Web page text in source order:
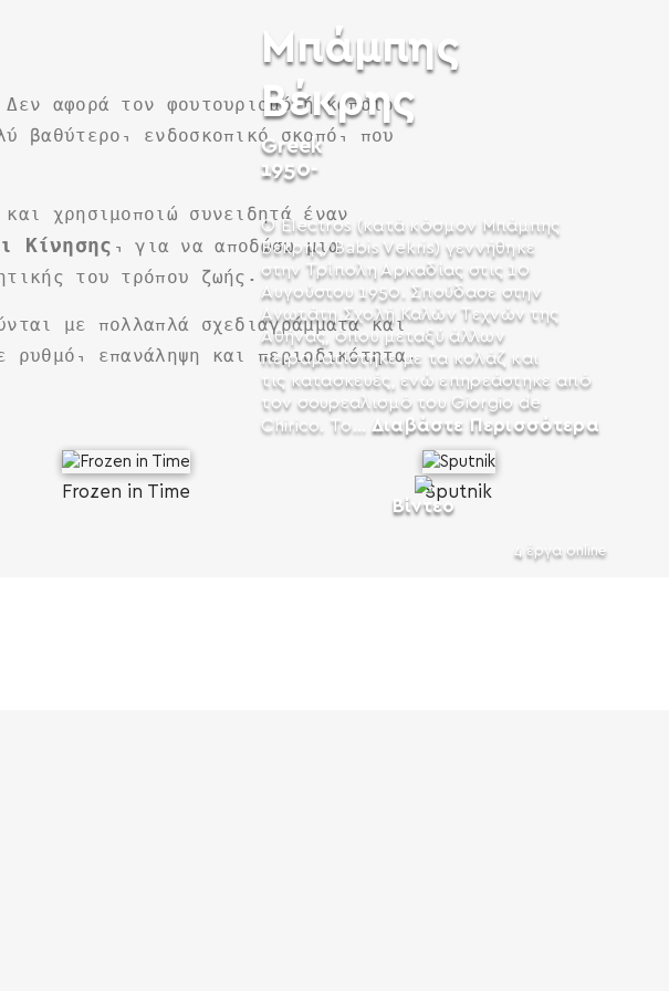
Μπάμπης
Βέκρης
Greek
1950-
Ο Electros (κατά κόσμον Μπάμπης
Βέκρης/Babis Vekris) γεννήθηκε
στην Τρίπολη Αρκαδίας στις 10
Αυγούστου 1950. Σπούδασε στην
Ανωτάτη Σχολή Καλών Τεχνών της
Αθήνας, όπου μεταξύ άλλων
πειραματίστηκε με τα κολάζ και
τις κατασκευές, ενώ επηρεάστηκε από
τον σουρεαλισμό του Giorgio de
Chirico. Το...
Διαβάστε Περισσότερα
Bίντεο
4 έργα online
αφορά τον φουτουρισμό ή κάποιο
βαθύτερο, ενδοσκοπικό σκοπό, που
χρησιμοποιώ συνειδητά έναν
Κίνησης , για να αποδώσω μια
του τρόπου ζωής.
με πολλαπλά σχεδιαγράμματα και
ρυθμό, επανάληψη και περιοδικότητα.
Frozen in Time Sputnik